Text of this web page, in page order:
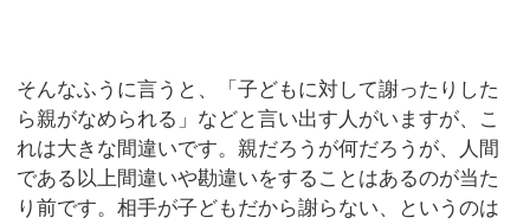
そんなふうに言うと、「子どもに対して謝ったりした
ら親がなめられる」などと言い出す人がいますが、こ
れは大きな間違いです。親だろうが何だろうが、人間
である以上間違いや勘違いをすることはあるのが当た
り前です。相手が子どもだから謝らない、というのは